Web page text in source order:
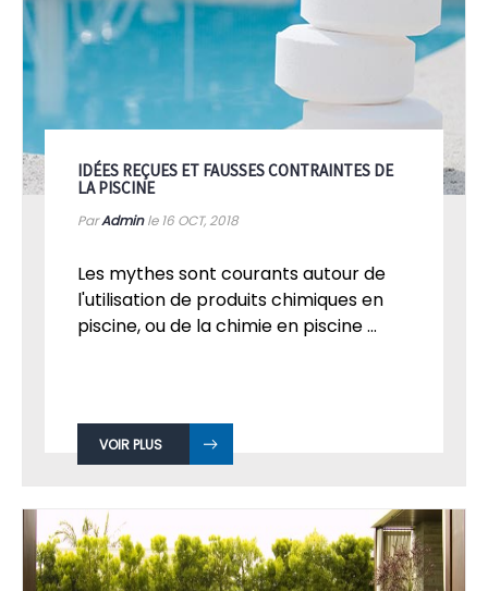
IDÉES REÇUES ET FAUSSES CONTRAINTES DE
LA PISCINE
ParAdminle 16 OCT, 2018
Les mythes sont courants autour de
l'utilisation de produits chimiques en
piscine, ou de la chimie en piscine ...
VOIR PLUS